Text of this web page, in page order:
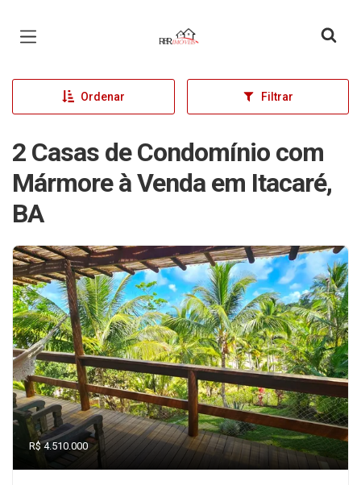
Página inicial
Ordenar Filtrar
2 Casas de Condomínio com
Mármore à Venda em Itacaré,
BA
R$ 4.510.000